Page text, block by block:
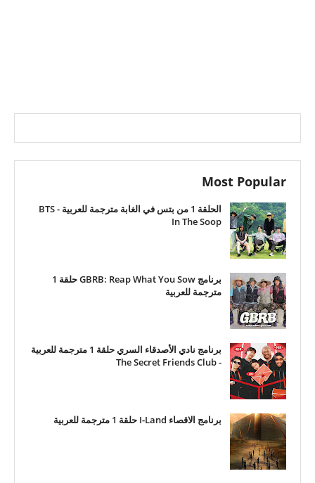
Most Popular
الحلقة 1 من بتس في الغابة مترجمة للعربية - BTS
In The Soop
برنامج GBRB: Reap What You Sow حلقة 1
مترجمة للعربية
برنامج نادي الأصدقاء السري حلقة 1 مترجمة للعربية
- The Secret Friends Club
برنامج الاقصاء I-Land حلقة 1 مترجمة للعربية